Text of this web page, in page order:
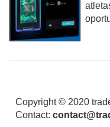
Copyright © 2020
Contact: